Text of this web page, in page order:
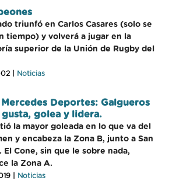
triunfó en Carlos Casares (solo se
tiempo) y volverá a jugar en la
superior de la Unión de Rugby del
| Noticias
Deportes: Galgueros
gusta, golea y lidera.
la mayor goleada en lo que va del
y encabeza la Zona B, junto a San
El Cone, sin que le sobre nada,
la Zona A.
| Noticias